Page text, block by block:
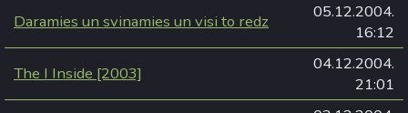
Daramies un svinamies un visi to redz
05.12.2004.
16:12
The I Inside [2003]
04.12.2004.
21:01